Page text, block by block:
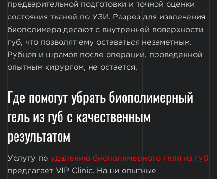
предварительной подготовки и точной оценки
состояния тканей по УЗИ. Разрез для извлечения
биополимера делают с внутренней поверхности
губ, что позволят ему оставаться незаметным.
Рубцов и шрамов после операции, проведенной
опытным хирургом, не остается.
Где помогут убрать биополимерный
гель из губ с качественным
результатом
Услугу по удалению биополимерного геля из губ
предлагает VIP Clinic. Наши опытные